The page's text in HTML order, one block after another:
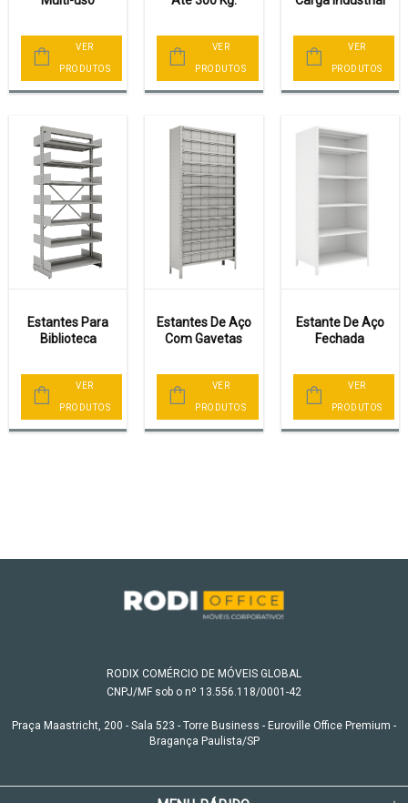
VER
PRODUTOS
VER
PRODUTOS
VER
PRODUTOS
Estantes Para
Biblioteca
VER
PRODUTOS
Estantes De Aço
Com Gavetas
VER
PRODUTOS
Estante De Aço
Fechada
VER
PRODUTOS
RODIX COMÉRCIO DE MÓVEIS GLOBAL
CNPJ/MF sob o nº 13.556.118/0001-42
Praça Maastricht, 200 - Sala 523 - Torre Business - Euroville Office Premium -
Bragança Paulista/SP